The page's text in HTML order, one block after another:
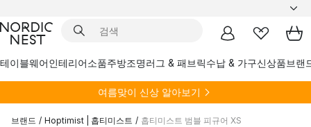
테이블웨어인테리어소품주방조명러그 & 패브릭수납 & 가구신상품브랜
여름맞이 신상 알아보기
브랜드 / Hoptimist | 홉티미스트 / 홉티미스트 범블 피규어 XS